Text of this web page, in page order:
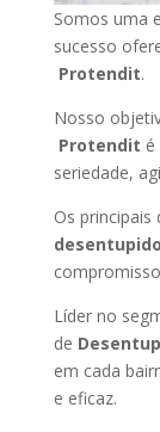
Somos uma
sucesso
Protendit.
Nosso
Protendit
seriedade,
Os principais
Líder no
de
em cada
e eficaz.